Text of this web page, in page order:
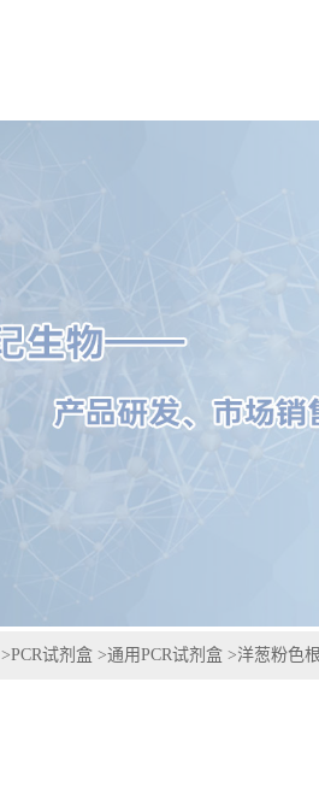
>PCR试剂盒 >通用PCR试剂盒 >洋葱粉色